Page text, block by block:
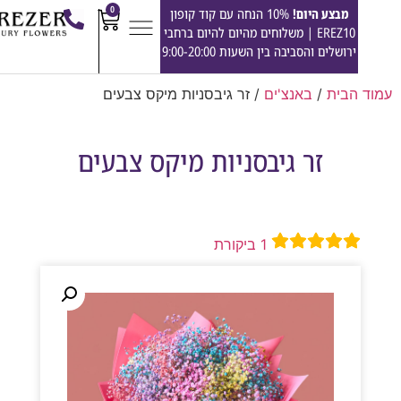
מבצע היום!
10% הנחה עם קוד קופון
EREZ10 | משלוחים מהיום להיום ברחבי
ירושלים והסביבה בין השעות 9:00-20:00
/באנצ'ים/ זר גיבסניות מיקס צבעים
זר גיבסניות מיקס צבעים
1ביקורת